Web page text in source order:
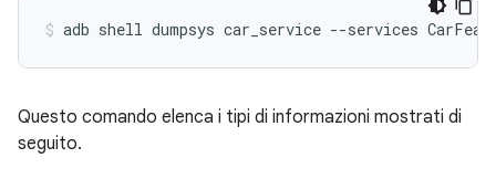
Questo comando elenca i tipi di informazioni mostrati di
seguito.